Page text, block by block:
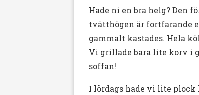
Hade ni en bra helg? Den
tvätthögen är fortfarande
gammalt kastades. Hela
Vi grillade bara lite korv i
soffan!
I lördags hade vi lite